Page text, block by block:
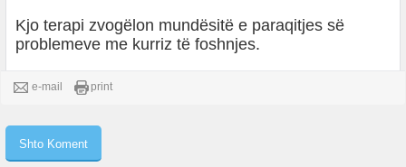
Kjo terapi zvogëlon mundësitë e paraqitjes së
problemeve me kurriz të foshnjes.
e-mail print